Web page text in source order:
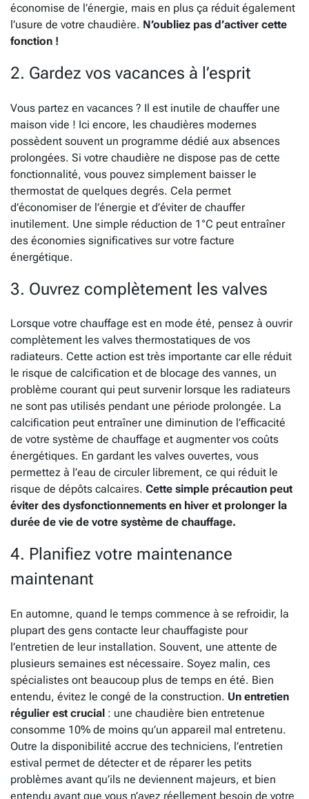
économise de l’énergie, mais en plus ça réduit également
l’usure de votre chaudière. N’oubliez pas d’activer cette
fonction !
2. Gardez vos vacances à l’esprit
Vous partez en vacances ? Il est inutile de chauffer une
maison vide ! Ici encore, les chaudières modernes
possèdent souvent un programme dédié aux absences
prolongées. Si votre chaudière ne dispose pas de cette
fonctionnalité, vous pouvez simplement baisser le
thermostat de quelques degrés. Cela permet
d’économiser de l’énergie et d’éviter de chauffer
inutilement. Une simple réduction de 1°C peut entraîner
des économies significatives sur votre facture
énergétique.
3. Ouvrez complètement les valves
Lorsque votre chauffage est en mode été, pensez à ouvrir
complètement les valves thermostatiques de vos
radiateurs. Cette action est très importante car elle réduit
le risque de calcification et de blocage des vannes, un
problème courant qui peut survenir lorsque les radiateurs
ne sont pas utilisés pendant une période prolongée. La
calcification peut entraîner une diminution de l’efficacité
de votre système de chauffage et augmenter vos coûts
énergétiques. En gardant les valves ouvertes, vous
permettez à l’eau de circuler librement, ce qui réduit le
risque de dépôts calcaires. Cette simple précaution peut
éviter des dysfonctionnements en hiver et prolonger la
durée de vie de votre système de chauffage.
4. Planifiez votre maintenance
maintenant
En automne, quand le temps commence à se refroidir, la
plupart des gens contacte leur chauffagiste pour
l’entretien de leur installation. Souvent, une attente de
plusieurs semaines est nécessaire. Soyez malin, ces
spécialistes ont beaucoup plus de temps en été. Bien
entendu, évitez le congé de la construction. Un entretien
régulier est crucial : une chaudière bien entretenue
consomme 10% de moins qu’un appareil mal entretenu.
Outre la disponibilité accrue des techniciens, l’entretien
estival permet de détecter et de réparer les petits
problèmes avant qu’ils ne deviennent majeurs, et bien
entendu avant que vous n’ayez réellement besoin de votre